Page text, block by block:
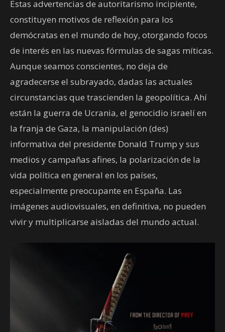
Estas advertencias de autoritarismo incipiente,
constituyen motivos de reflexión para los
demócratas en el mundo de hoy, otorgando focos
de interés en las nuevas fórmulas de sagas míticas.
Aunque seamos conscientes, no deja de
agradecerse el subrayado, dadas las actuales
circunstancias que trascienden la geopolítica. Ahí
están la guerra de Ucrania, el genocidio israelí en
la franja de Gaza, la manipulación (des)
informativa del presidente Donald Trump y sus
medios y campañas afines, la polarización de la
vida política en general en los países,
especialmente preocupante en España. Las
imágenes audiovisuales, en definitiva, no pueden
vivir y multiplicarse aisladas del mundo actual.